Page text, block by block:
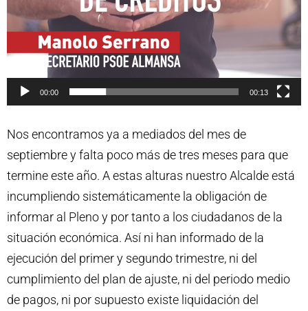
00:00 00:13
Nos encontramos ya a mediados del mes de
septiembre y falta poco más de tres meses para que
termine este año. A estas alturas nuestro Alcalde está
incumpliendo sistemáticamente la obligación de
informar al Pleno y por tanto a los ciudadanos de la
situación económica. Así ni han informado de la
ejecución del primer y segundo trimestre, ni del
cumplimiento del plan de ajuste, ni del periodo medio
de pagos, ni por supuesto existe liquidación del